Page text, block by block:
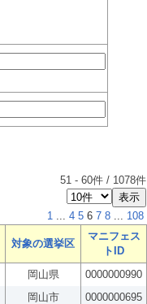
51 - 60件 / 1078件
1 ... 4 5 6 7 8 ... 108
対象の選挙区
マニフェス
トID
岡山県
0000000990
岡山市
0000000695